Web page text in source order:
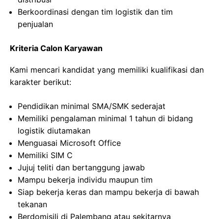
Berkoordinasi dengan tim logistik dan tim
penjualan
Kriteria Calon Karyawan
Kami mencari kandidat yang memiliki kualifikasi dan
karakter berikut:
Pendidikan minimal SMA/SMK sederajat
Memiliki pengalaman minimal 1 tahun di bidang
logistik diutamakan
Menguasai Microsoft Office
Memiliki SIM C
Jujuj teliti dan bertanggung jawab
Mampu bekerja individu maupun tim
Siap bekerja keras dan mampu bekerja di bawah
tekanan
Berdomisili di Palembang atau sekitarnya